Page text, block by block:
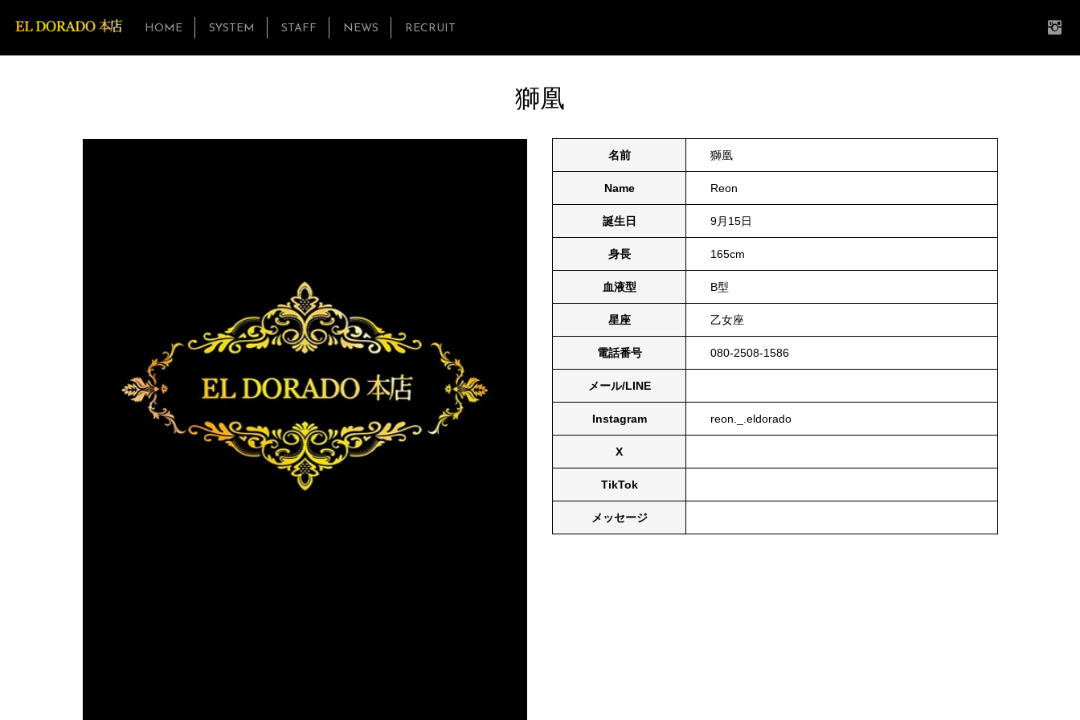
HOME SYSTEM STAFF NEWS RECRUIT
獅凰
名前 獅凰
Name Reon
誕生日 9月15日
身長 165cm
血液型 B型
星座 乙女座
電話番号 080-2508-1586
メール/LINE
Instagram reon._.eldorado
X
TikTok
メッセージ